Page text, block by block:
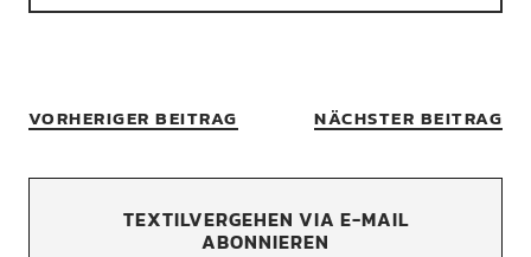
VORHERIGER BEITRAG NÄCHSTER BEITRAG
TEXTILVERGEHEN VIA E-MAIL
ABONNIEREN